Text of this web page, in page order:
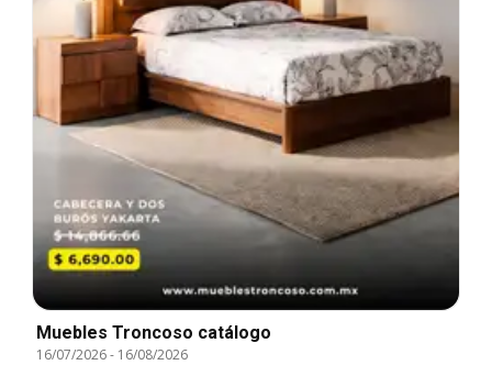
Muebles Troncoso catálogo
16/07/2026- 16/08/2026